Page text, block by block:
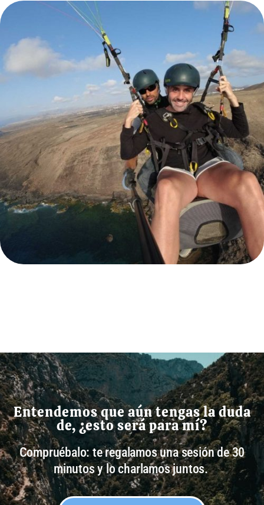
Entendemos que aún tengas la duda
de, ¿esto será para mí?
Compruébalo: te regalamos una sesión de 30
minutos y lo charlamos juntos.